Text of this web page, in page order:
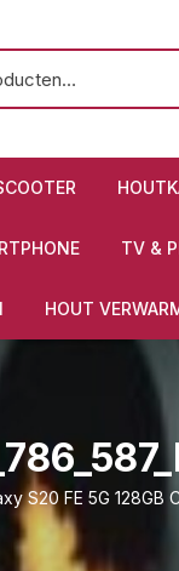
TV &
HOUT
S20 FE 5G 128GB